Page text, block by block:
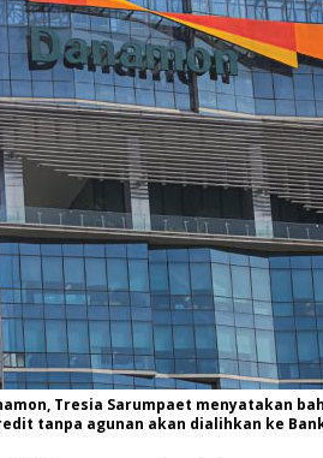
Tresia Sarumpaet menyatakan
tanpa agunan akan dialihkan ke